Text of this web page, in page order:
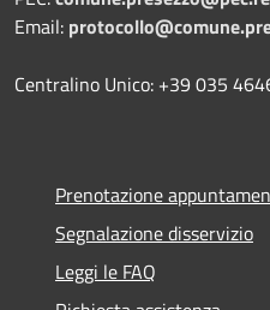
Email:
Centralino Unico: +39 035
Prenotazione
Segnalazione disservizio
Leggi le FAQ